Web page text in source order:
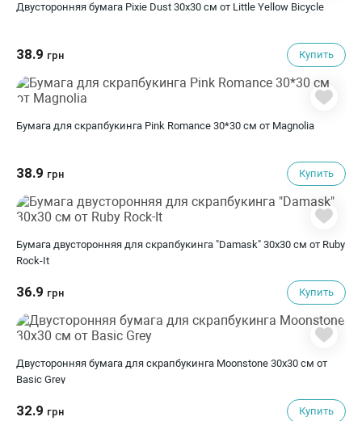
Двусторонняя бумага Pixie Dust 30х30 см от Little Yellow Bicycle
38.9 грн Купить
Бумага для скрапбукинга Pink Romance 30*30 см от Magnolia
38.9 грн Купить
Бумага двусторонняя для скрапбукинга "Damask" 30х30 см от Ruby
Rock-It
36.9 грн Купить
Двусторонняя бумага для скрапбукинга Moonstone 30х30 см от
Basic Grey
32.9 грн Купить